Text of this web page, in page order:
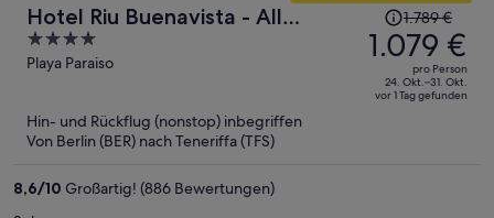
Hotel Riu Buenavista - All
Inclusive
4
out
Playa Paraiso
Der
Preis
betrug
1.789 €,
jetzt
1.789 €
1.079 €
pro Person
24. Okt.–31. Okt.
vor 1 Tag gefunden
Hin- und Rückflug (nonstop) inbegriffen
Von Berlin (BER) nach Teneriffa (TFS)
8,6/10 Großartig! (886 Bewertungen)